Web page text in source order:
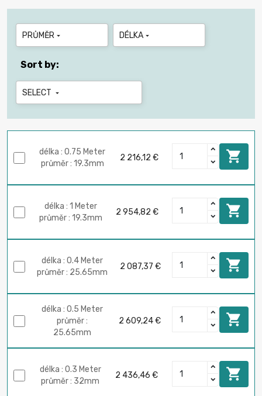
PRŮMĚR  DÉLKA 
Sort by:
SELECT 
délka : 0.75 Meter
průměr : 19.3mm
2 216,12 € 
délka : 1 Meter
průměr : 19.3mm
2 954,82 € 
délka : 0.4 Meter
průměr : 25.65mm
2 087,37 € 
délka : 0.5 Meter
průměr :
25.65mm
2 609,24 € 
délka : 0.3 Meter
průměr : 32mm
2 436,46 € 